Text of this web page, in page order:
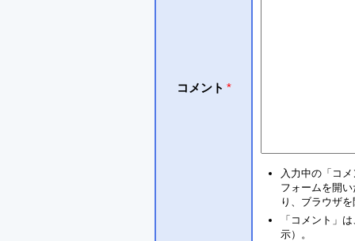
コメント *
入力中の「コ
フォームを開
り、ブラウザ
「コメント」
示）。